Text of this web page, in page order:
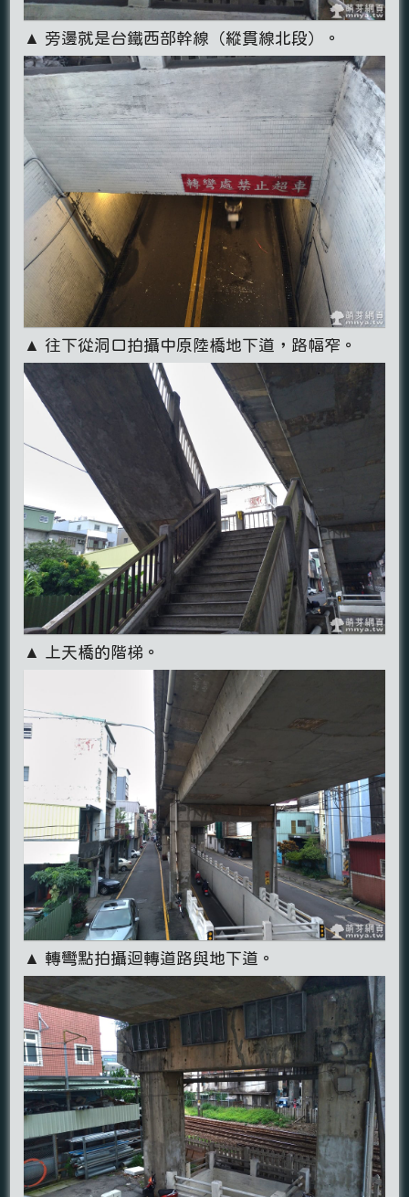
▲ 旁邊就是台鐵西部幹線（縱貫線北段）。
▲ 往下從洞口拍攝中原陸橋地下道，路幅窄。
▲ 上天橋的階梯。
▲ 轉彎點拍攝迴轉道路與地下道。